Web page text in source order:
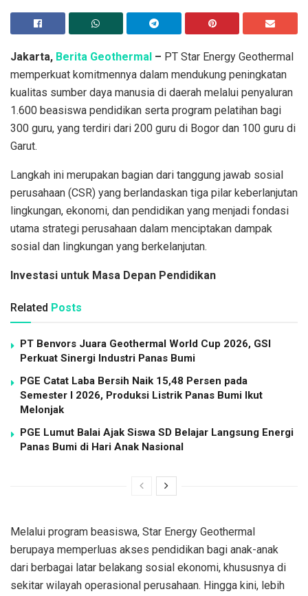
Jakarta, Berita Geothermal – PT Star Energy Geothermal
memperkuat komitmennya dalam mendukung peningkatan
kualitas sumber daya manusia di daerah melalui penyaluran
1.600 beasiswa pendidikan serta program pelatihan bagi
300 guru, yang terdiri dari 200 guru di Bogor dan 100 guru di
Garut.
Langkah ini merupakan bagian dari tanggung jawab sosial
perusahaan (CSR) yang berlandaskan tiga pilar keberlanjutan
lingkungan, ekonomi, dan pendidikan yang menjadi fondasi
utama strategi perusahaan dalam menciptakan dampak
sosial dan lingkungan yang berkelanjutan.
Investasi untuk Masa Depan Pendidikan
Related Posts
PT Benvors Juara Geothermal World Cup 2026, GSI
Perkuat Sinergi Industri Panas Bumi
PGE Catat Laba Bersih Naik 15,48 Persen pada
Semester I 2026, Produksi Listrik Panas Bumi Ikut
Melonjak
PGE Lumut Balai Ajak Siswa SD Belajar Langsung Energi
Panas Bumi di Hari Anak Nasional
Melalui program beasiswa, Star Energy Geothermal
berupaya memperluas akses pendidikan bagi anak-anak
dari berbagai latar belakang sosial ekonomi, khususnya di
sekitar wilayah operasional perusahaan. Hingga kini, lebih